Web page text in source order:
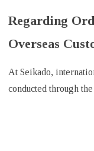
Regarding
Overseas
At Seikado,
conducted through